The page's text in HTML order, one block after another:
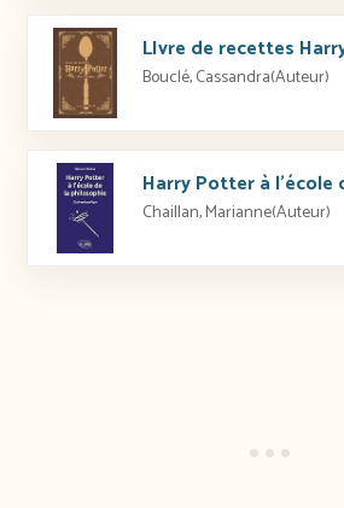
Bouclé, Cassandra(Auteur)
Chaillan, Marianne(Auteur)